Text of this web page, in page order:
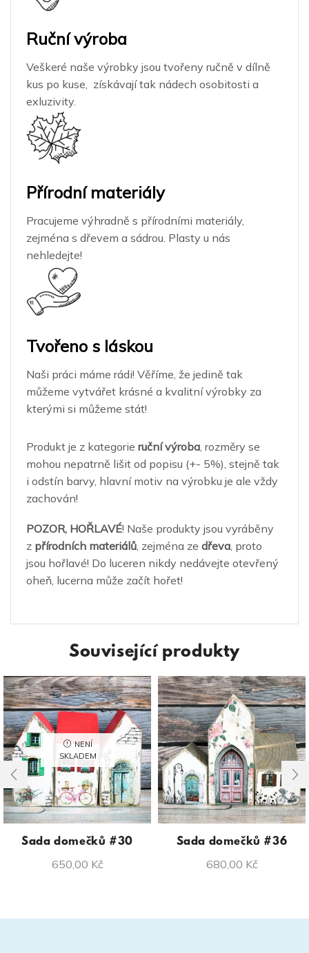
Ruční výroba
Veškeré naše výrobky jsou tvořeny ručně v dílně
kus po kuse, získávají tak nádech osobitosti a
exluzivity.
Přírodní materiály
Pracujeme výhradně s přírodními materiály,
zejména s dřevem a sádrou. Plasty u nás
nehledejte!
Tvořeno s láskou
Naši práci máme rádi! Věříme, že jedině tak
můžeme vytvářet krásné a kvalitní výrobky za
kterými si můžeme stát!
Produkt je z kategorieruční výroba, rozměry se
mohou nepatrně lišit od popisu (+- 5%), stejně tak
i odstín barvy, hlavní motiv na výrobku je ale vždy
zachován!
POZOR, HOŘLAVÉ! Naše produkty jsou vyráběny
z přírodních materiálů , zejména zedřeva , proto
jsou hořlavé! Do luceren nikdy nedávejte otevřený
oheň, lucerna může začít hořet!
Související produkty
NENÍ
SKLADEM
Sada domečků #30
650,00 Kč
Sada domečků #36
680,00 Kč